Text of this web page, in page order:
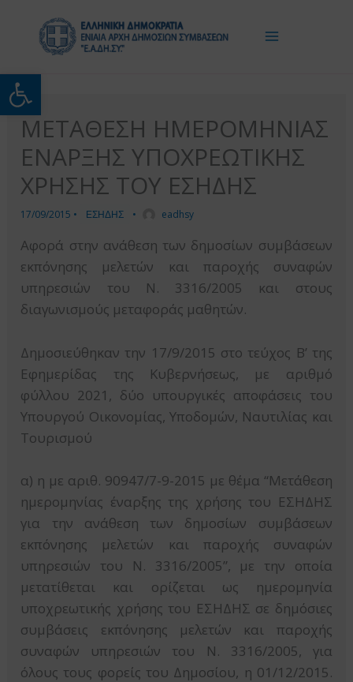
Ανοίξτε τη γραμμή
περιεχόμενο
ΜΕΤΑΘΕΣΗ ΗΜΕΡΟΜΗΝΙΑΣ
ΕΝΑΡΞΗΣ ΥΠΟΧΡΕΩΤΙΚΗΣ
ΧΡΗΣΗΣ ΤΟΥ ΕΣΗΔΗΣ
17/09/2015 • ΕΣΗΔΗΣ • eadhsy
Αφορά στην ανάθεση των δημοσίων συμβάσεων
εκπόνησης μελετών και παροχής συναφών
υπηρεσιών του Ν. 3316/2005 και στους
διαγωνισμούς μεταφοράς μαθητών.
Δημοσιεύθηκαν την 17/9/2015 στο τεύχος Β’ της
Εφημερίδας της Κυβερνήσεως, με αριθμό
φύλλου 2021, δύο υπουργικές αποφάσεις του
Υπουργού Οικονομίας, Υποδομών, Ναυτιλίας και
Τουρισμού
α) η με αριθ. 90947/7-9-2015 με θέμα “Μετάθεση
ημερομηνίας έναρξης της χρήσης του ΕΣΗΔΗΣ
για την ανάθεση των δημοσίων συμβάσεων
εκπόνησης μελετών και παροχής συναφών
υπηρεσιών του Ν. 3316/2005”, με την οποία
μετατίθεται και ορίζεται ως ημερομηνία
υποχρεωτικής χρήσης του ΕΣΗΔΗΣ σε δημόσιες
συμβάσεις εκπόνησης μελετών και παροχής
συναφών υπηρεσιών του Ν. 3316/2005, για
όλους τους φορείς του Δημοσίου, η 01/12/2015.